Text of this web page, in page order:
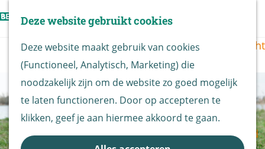
Deze website gebruikt cookies
Deze website maakt gebruik van cookies
(Functioneel, Analytisch, Marketing) die
noodzakelijk zijn om de website zo goed mogelijk
te laten functioneren. Door op accepteren te
klikken, geef je aan hiermee akkoord te gaan.
a
r
d
Z
e
k
e
n
e
n
u
Routes overzicht
De Biesbosch
Nationaal Park
De Biesbosch
Bereikbaarheid
Z
e
n